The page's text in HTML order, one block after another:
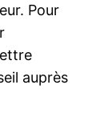
Pour
auprès